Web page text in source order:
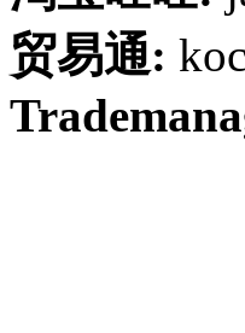
贸易通: